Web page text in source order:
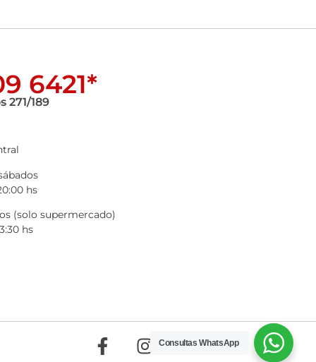
6421*
271/189
hs
(solo supermercado)
hs
Consultas WhatsApp